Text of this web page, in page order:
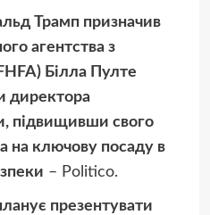
Трамп призначив
агентства з
Білла Пулте
директора
підвищивши свого
на ключову посаду в
– Politico.
презентувати